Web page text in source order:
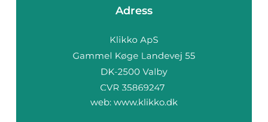
Adress
web: www.klikko.dk